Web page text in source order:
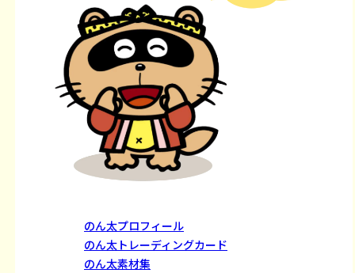
のん太プロフィール
のん太トレーディングカード
のん太素材集